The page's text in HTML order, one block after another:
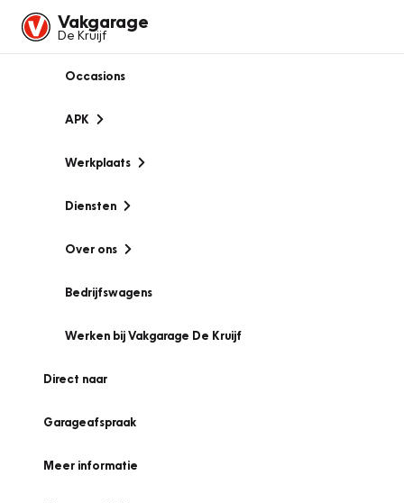
Vakgarage
De Kruijf
Occasions
APK
Werkplaats
Diensten
Over ons
Bedrijfswagens
Werken bij Vakgarage De Kruijf
Direct naar
Garageafspraak
Meer informatie